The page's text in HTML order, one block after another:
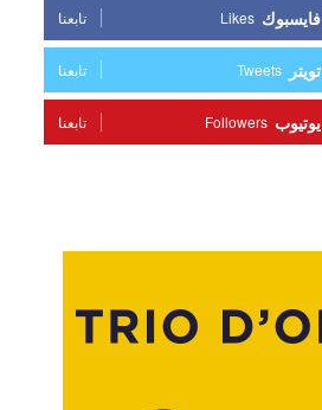
فايسبوك Likes تابعنا
تويتر Tweets تابعنا
يوتيوب Followers تابعنا